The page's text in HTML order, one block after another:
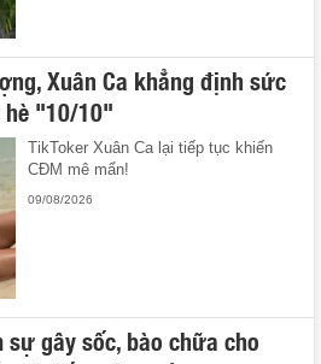
Xuân Ca khẳng định sức
hè "10/10"
TikToker Xuân Ca lại tiếp tục khiến
CĐM mê mẩn!
09/08/2026
gây sốc, bào chữa cho